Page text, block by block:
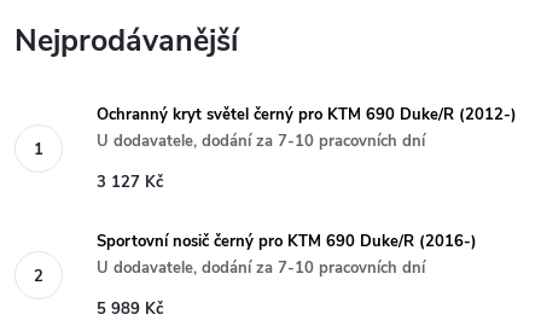
Nejprodávanější
Ochranný kryt světel černý pro KTM 690 Duke/R (2012-)
U dodavatele, dodání za 7-10 pracovních dní
3 127 Kč
Sportovní nosič černý pro KTM 690 Duke/R (2016-)
U dodavatele, dodání za 7-10 pracovních dní
5 989 Kč